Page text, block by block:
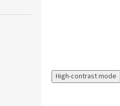
High-contrast mode